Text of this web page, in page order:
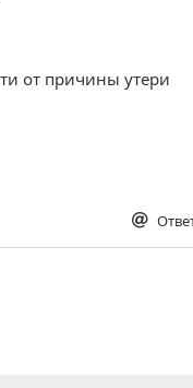
от причины утери